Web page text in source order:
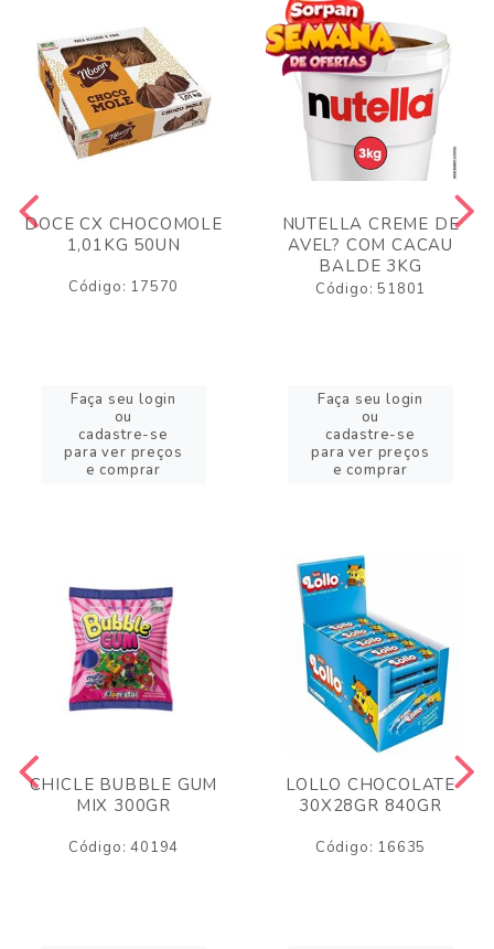
DOCE CX CHOCOMOLE
1,01KG 50UN
Código: 17570
Faça seu login
ou
cadastre-se
para ver preços
e comprar
NUTELLA CREME DE
AVEL? COM CACAU
BALDE 3KG
Código: 51801
Faça seu login
ou
cadastre-se
para ver preços
e comprar
CHICLE BUBBLE GUM
MIX 300GR
Código: 40194
LOLLO CHOCOLATE
30X28GR 840GR
Código: 16635